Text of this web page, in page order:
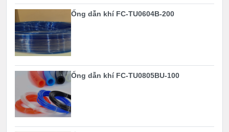
Ống dẫn khí FC-TU0604B-200
Ống dẫn khí FC-TU0805BU-100